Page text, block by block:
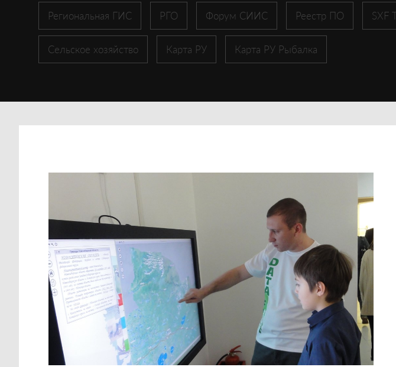
Региональная ГИС РГО Форум СИИС Реестр ПО SXF
Сельское хозяйство Карта РУ Карта РУ Рыбалка